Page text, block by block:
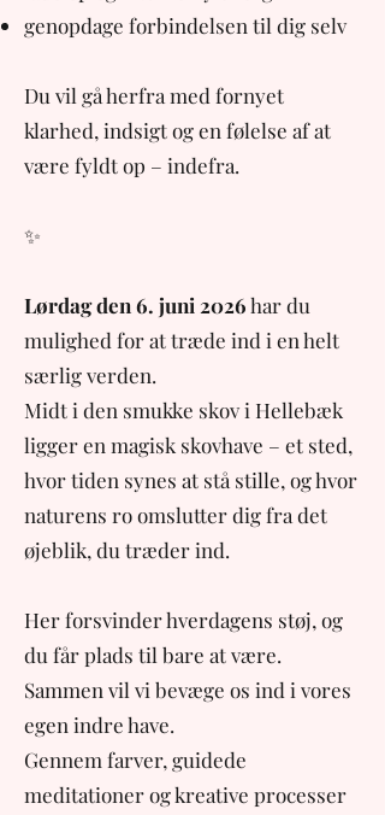
genopdage forbindelsen til dig selv
Du vil gå herfra med fornyet
klarhed, indsigt og en følelse af at
være fyldt op – indefra.
✨
Lørdag den 6. juni 2026har du
mulighed for at træde ind i en helt
særlig verden.
Midt i den smukke skov i Hellebæk
ligger en magisk skovhave – et sted,
hvor tiden synes at stå stille, og hvor
naturens ro omslutter dig fra det
øjeblik, du træder ind.
Her forsvinder hverdagens støj, og
du får plads til bare at være.
Sammen vil vi bevæge os ind i vores
egen indre have.
Gennem farver, guidede
meditationer og kreative processer